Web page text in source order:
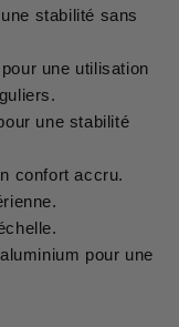
stabilité sans
une utilisation
une stabilité
confort accru.
pour une